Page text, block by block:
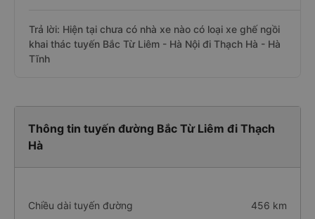
Trả lời: Hiện tại chưa có nhà xe nào có loại xe ghế ngồi
khai thác tuyến Bắc Từ Liêm - Hà Nội đi Thạch Hà - Hà
Tĩnh
Thông tin tuyến đường Bắc Từ Liêm đi Thạch
Hà
Chiều dài tuyến đường 456 km